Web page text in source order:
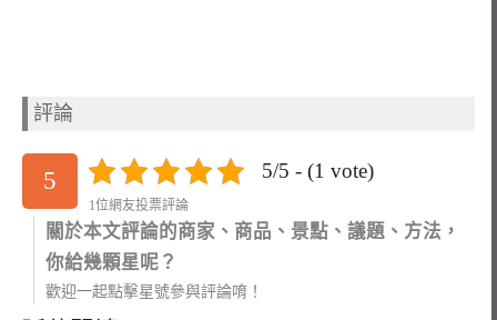
評論
5 5/5 - (1 vote)
1位網友投票評論
關於本文評論的商家、商品、景點、議題、方法，
你給幾顆星呢？
歡迎一起點擊星號參與評論唷！